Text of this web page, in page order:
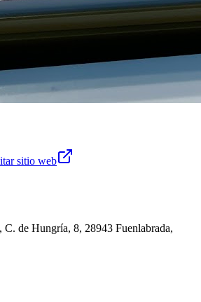
sitio web
C. de Hungría, 8, 28943 Fuenlabrada,